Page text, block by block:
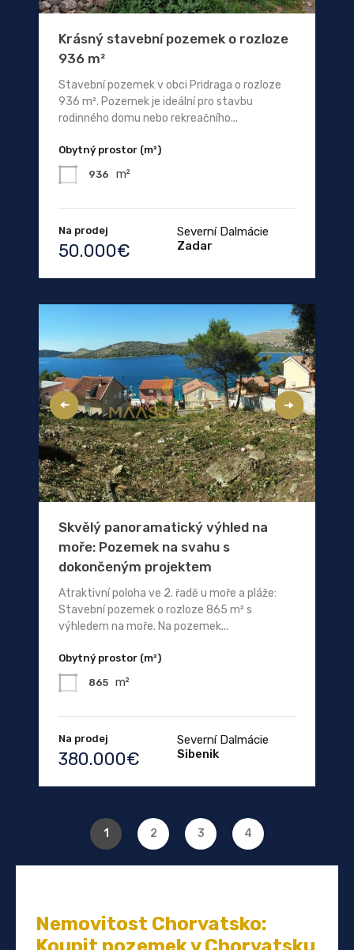
Krásný stavební pozemek o rozloze
936 m²
Stavební pozemek v obci Pridraga o rozloze
936 m². Pozemek je ideální pro stavbu
rodinného domu nebo rekreačního...
Obytný prostor (m²)
936 m²
Na prodej
50.000€
Severní Dalmácie
Zadar
Skvělý panoramatický výhled na
moře: Pozemek na svahu s
dokončeným projektem
Atraktivní poloha ve 2. řadě u moře a pláže:
Stavební pozemek o rozloze 865 m² s
výhledem na moře. Na pozemek...
Obytný prostor (m²)
865 m²
Na prodej
380.000€
Severní Dalmácie
Sibenik
1 2 3 4
Nemovitost Chorvatsko: